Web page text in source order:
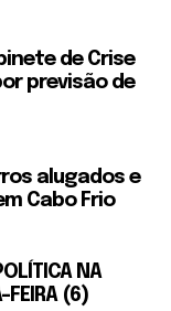
de Crise
previsão de
alugados e
Cabo Frio
NA
FEIRA (6)